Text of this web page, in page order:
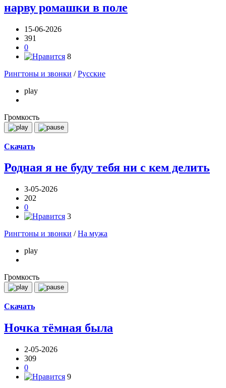
нарву ромашки в поле
15-06-2026
391
0
8
Рингтоны и звонки /Русские
play
Громкость
Скачать
Родная я не буду тебя ни с кем делить
3-05-2026
202
0
3
Рингтоны и звонки /На мужа
play
Громкость
Скачать
Ночка тёмная была
2-05-2026
309
0
9